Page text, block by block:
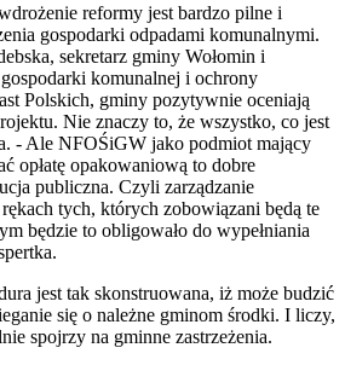
reformy jest bardzo pilne i
gospodarki odpadami komunalnymi.
sekretarz gminy Wołomin i
komunalnej i ochrony
Polskich, gminy pozytywnie oceniają
Nie znaczy to, że wszystko, co jest
- Ale NFOŚiGW jako podmiot mający
opłatę opakowaniową to dobre
publiczna. Czyli zarządzanie
tych, których zobowiązani będą te
będzie to obligowało do wypełniania
jest tak skonstruowana, iż może budzić
się o należne gminom środki. I liczy,
spojrzy na gminne zastrzeżenia.